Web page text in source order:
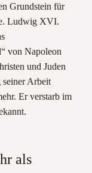
Grundstein für
Ludwig XVI.
von Napoleon
und Juden
Arbeit
Er verstarb im
als